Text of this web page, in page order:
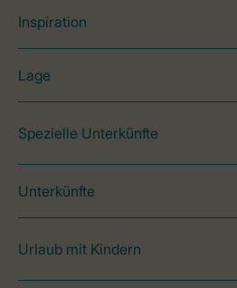
Inspiration
Lage
Spezielle Unterkünfte
Unterkünfte
Urlaub mit Kindern